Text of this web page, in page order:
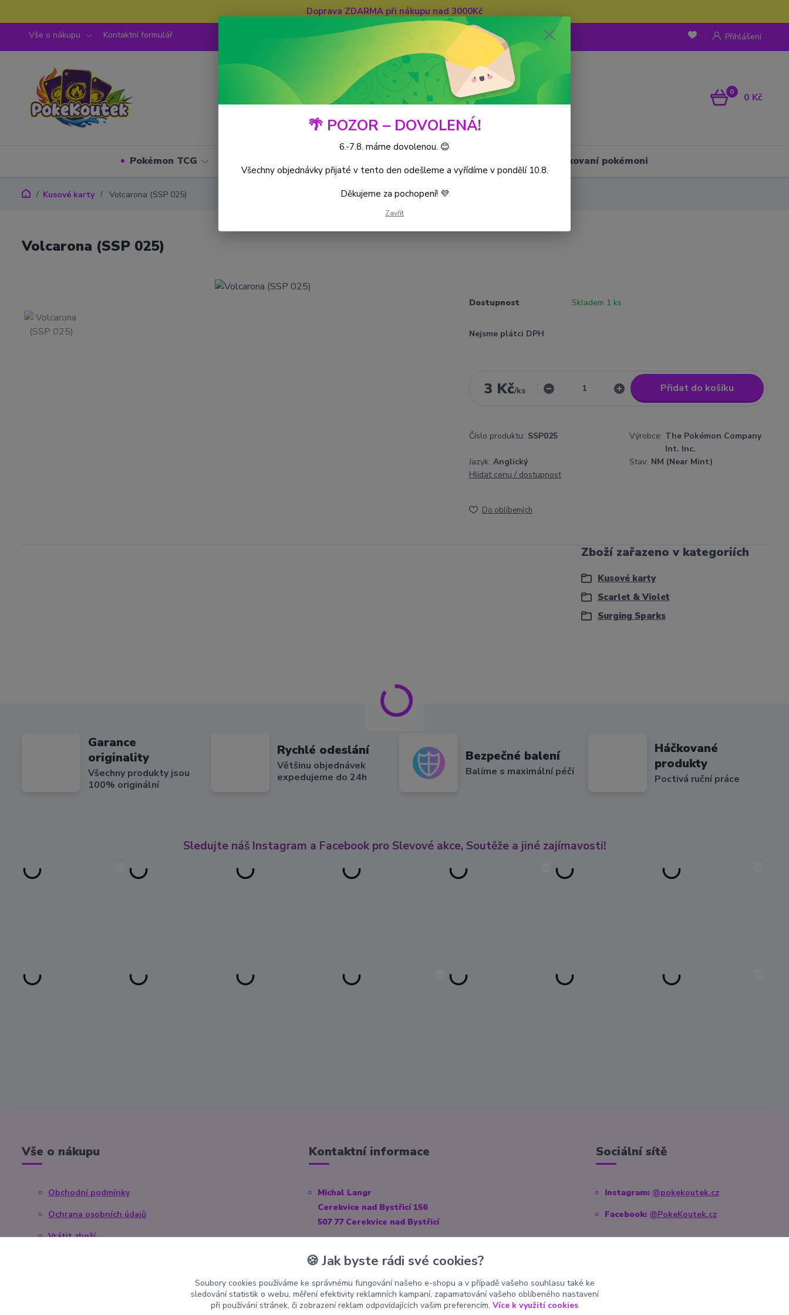
Doprava ZDARMA při nákupu nad 3000Kč
Vše o nákupu Kontaktní formulář Přihlášení
Hledat 0 0 Kč
Pokémon TCG Háčkovaní pokémoni
Kusové karty Volcarona (SSP 025)
Volcarona (SSP 025)
Dostupnost Skladem 1 ks
Nejsme plátci DPH
3 Kč/ks Přidat do košíku
Číslo produktu: SSP025 Výrobce: The Pokémon Company
Int. Inc.
Jazyk: Anglický Stav: NM (Near Mint)
Hlídat cenu / dostupnost
Do oblíbených
Zboží zařazeno v kategoriích
Kusové karty
Scarlet & Violet
Surging Sparks
Garance
originality
Všechny produkty jsou
100% originální
Rychlé odeslání
Většinu objednávek
expedujeme do 24h
Bezpečné balení
Balíme s maximální péčí
Háčkované
produkty
Poctivá ruční práce
Sledujte náš Instagram a Facebook pro Slevové akce, Soutěže a jiné zajímavosti!
Vše o nákupu
Obchodní podmínky
Ochrana osobních údajů
Vrátit zboží
Kontaktní informace
Michal Langr
Cerekvice nad Bystřicí 156
507 77 Cerekvice nad Bystřicí
IČO: 23153938
Číslo účtu: 3571660014/3030
Sociální sítě
Instagram: @pokekoutek.cz
Facebook: @PokeKoutek.cz
🌴 POZOR – DOVOLENÁ!
6.-7.8. máme dovolenou. 😊
Všechny objednávky přijaté v tento den odešleme a vyřídíme v pondělí 10.8.
Děkujeme za pochopení! 💜
Zavřít
🍪 Jak byste rádi své cookies?
Soubory cookies používáme ke správnému fungování našeho e-shopu a v případě vašeho souhlasu také ke
sledování statistik o webu, měření efektivity reklamních kampaní, zapamatování vašeho oblíbeného nastavení
při používání stránek, či zobrazení reklam odpovídajících vašim preferencím. Více k využití cookies